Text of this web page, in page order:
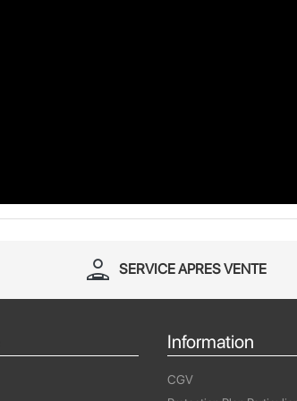
person_apron SERVICE APRES VENTE
Information
CGV